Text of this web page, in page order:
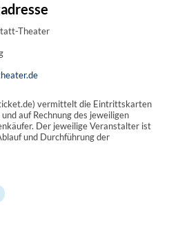
Theater
vermittelt die Eintrittskarten
auf Rechnung des jeweiligen
Der jeweilige Veranstalter ist
und Durchführung der